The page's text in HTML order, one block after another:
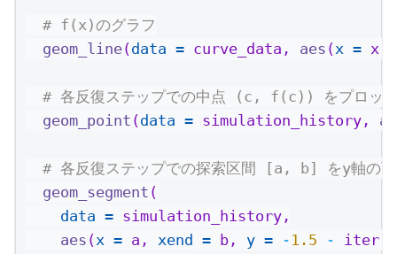
# f(x)のグラフ
geom_line(data = curve_data, aes (x = x,
# 各反復ステップでの中点 (c, f(c)) をプロッ
geom_point (data = simulation_history,
# 各反復ステップでの探索区間 [a, b] をy軸の下
geom_segment (
data = simulation_history,
aes (x = a, xend = b, y = - 1.5 - iter